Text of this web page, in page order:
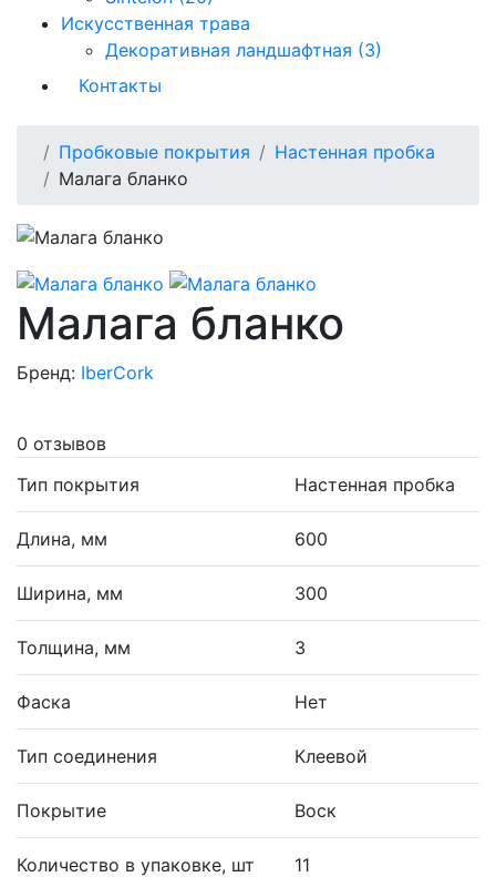
Искусственная трава
Декоративная ландшафтная (3)
Контакты
Пробковые покрытия
Настенная пробка
Малага бланко
Малага бланко
Бренд: IberCork
0 отзывов
Тип покрытия
Настенная пробка
Длина, мм 600
Ширина, мм 300
Толщина, мм 3
Фаска Нет
Тип соединения Клеевой
Покрытие Воск
Количество в упаковке, шт 11